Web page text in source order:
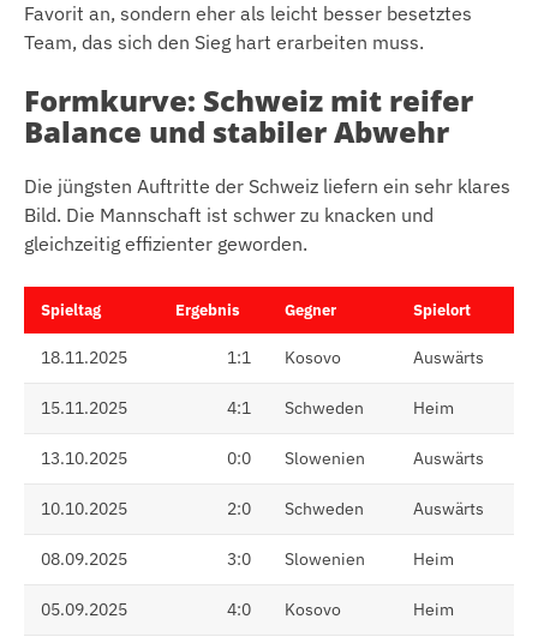
Favorit an, sondern eher als leicht besser besetztes
Team, das sich den Sieg hart erarbeiten muss.
Formkurve: Schweiz mit reifer
Balance und stabiler Abwehr
Die jüngsten Auftritte der Schweiz liefern ein sehr klares
Bild. Die Mannschaft ist schwer zu knacken und
gleichzeitig effizienter geworden.
Spieltag Ergebnis Gegner Spielort
18.11.2025 1:1 Kosovo Auswärts
15.11.2025 4:1 Schweden Heim
13.10.2025 0:0 Slowenien Auswärts
10.10.2025 2:0 Schweden Auswärts
08.09.2025 3:0 Slowenien Heim
05.09.2025 4:0 Kosovo Heim